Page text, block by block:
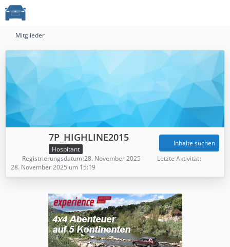
Mitglieder
7P_HIGHLINE2015
Hospitant
Inhalte suchen
Registrierungsdatum 28. November 2025
Letzte Aktivität
28. November 2025 um 15:19